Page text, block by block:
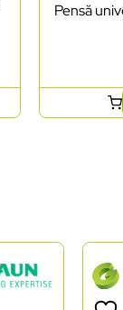
Pensă